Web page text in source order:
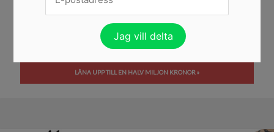
dig tar reda på om du har betalningsanmärkningar. Det är lätt att se
långivare som cyniska hajar, men det är alltid en risk att låna ut eftersom
det inte finns 100 procent garanti... Läs mer »
LÅNA UPP TILL EN HALV MILJON KRONOR »